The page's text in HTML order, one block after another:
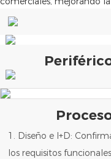
1. Diseño e I+D:
los requisitos